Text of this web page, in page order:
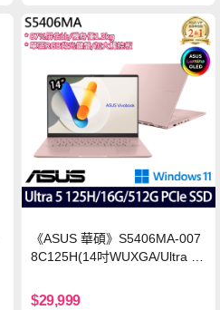
《ASUS 華碩》S5406MA-007
8C125H(14吋WUXGA/Ultra 5
n11/二年保)
$29,999